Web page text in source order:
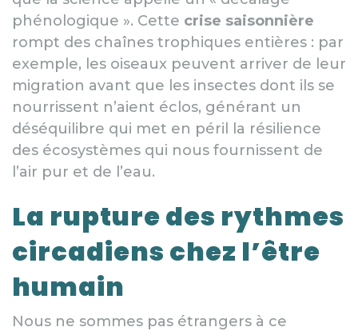
phénologique ». Cette crise saisonnière
rompt des chaînes trophiques entières : par
exemple, les oiseaux peuvent arriver de leur
migration avant que les insectes dont ils se
nourrissent n’aient éclos, générant un
déséquilibre qui met en péril la résilience
des écosystèmes qui nous fournissent de
l’air pur et de l’eau.
La rupture des rythmes
circadiens chez l’être
humain
Nous ne sommes pas étrangers à ce